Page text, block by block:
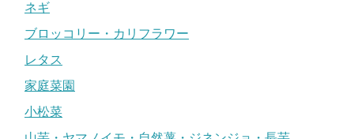
ネギ
ブロッコリー・カリフラワー
レタス
家庭菜園
小松菜